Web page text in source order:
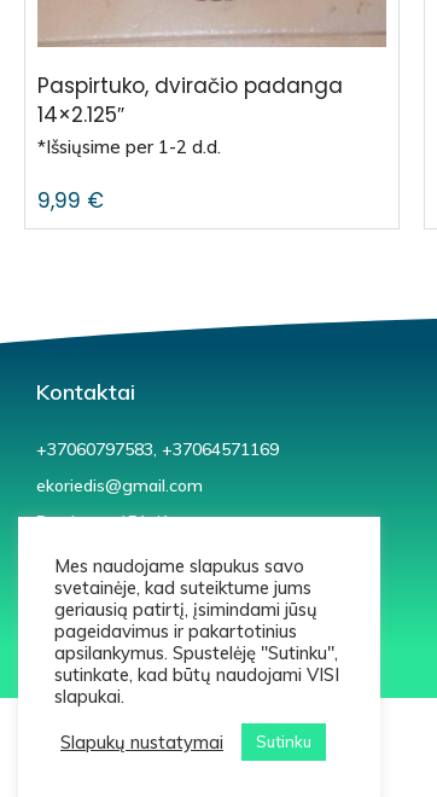
Paspirtuko, dviračio padanga
14×2.125″
*Išsiųsime per 1-2 d.d.
9,99 €
Kontaktai
+37060797583, +37064571169
ekoriedis@gmail.com
Pravienos 45A, Kaunas
Mes naudojame slapukus savo
svetainėje, kad suteiktume jums
geriausią patirtį, įsimindami jūsų
pageidavimus ir pakartotinius
apsilankymus. Spustelėję "Sutinku",
sutinkate, kad būtų naudojami VISI
slapukai.
Slapukų nustatymai
Sutinku